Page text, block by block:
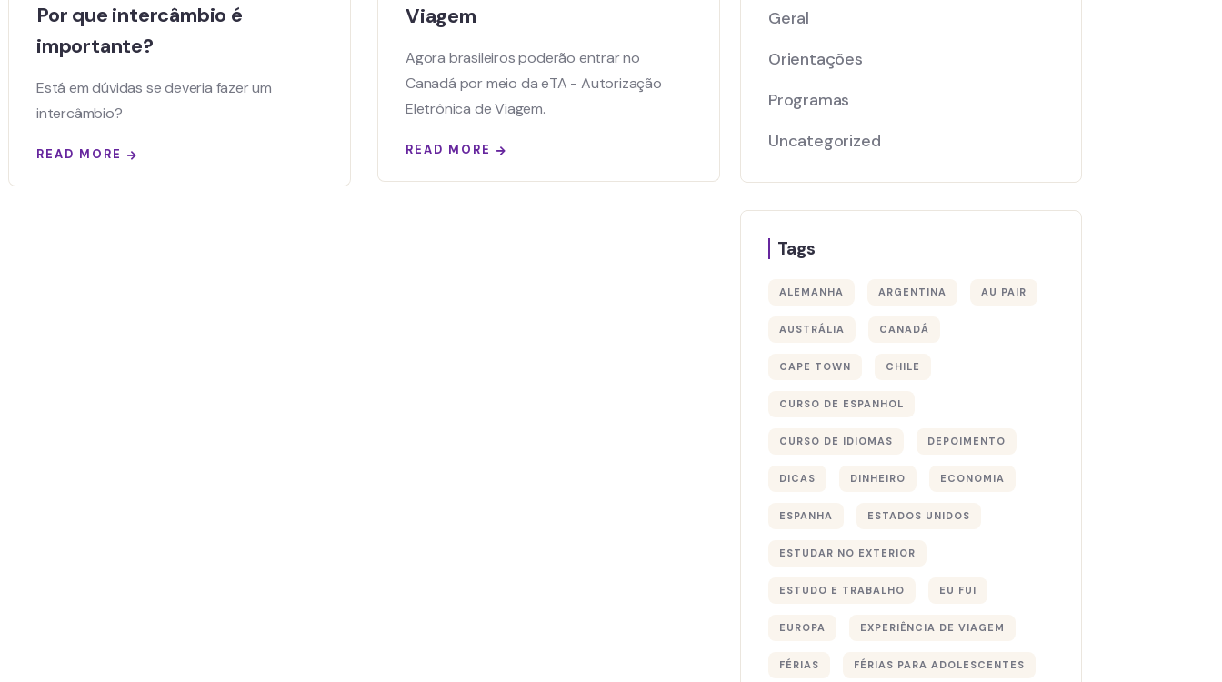
Por que intercâmbio é
importante?
Está em dúvidas se deveria fazer um
intercâmbio?
READ MORE
Viagem
Agora brasileiros poderão entrar no
Canadá por meio da eTA - Autorização
Eletrônica de Viagem.
READ MORE
Geral
Orientações
Programas
Uncategorized
Tags
ALEMANHA ARGENTINA AU PAIR
AUSTRÁLIA CANADÁ
CAPE TOWN CHILE
CURSO DE ESPANHOL
CURSO DE IDIOMAS DEPOIMENTO
DICAS DINHEIRO ECONOMIA
ESPANHA ESTADOS UNIDOS
ESTUDAR NO EXTERIOR
ESTUDO E TRABALHO EU FUI
EUROPA EXPERIÊNCIA DE VIAGEM
FÉRIAS FÉRIAS PARA ADOLESCENTES